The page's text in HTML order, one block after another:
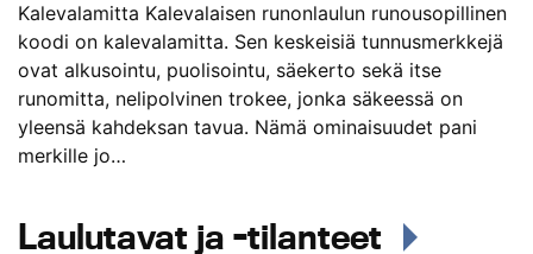
Kalevalamitta Kalevalaisen runonlaulun runousopillinen
koodi on kalevalamitta. Sen keskeisiä tunnusmerkkejä
ovat alkusointu, puolisointu, säekerto sekä itse
runomitta, nelipolvinen trokee, jonka säkeessä on
yleensä kahdeksan tavua. Nämä ominaisuudet pani
merkille jo…
Laulutavat ja -tilanteet